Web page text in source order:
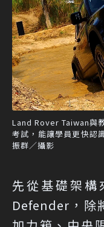
Land Rover Taiwan與
考試，能讓學員更快
振群／攝影
先從基礎架構
Defender，除